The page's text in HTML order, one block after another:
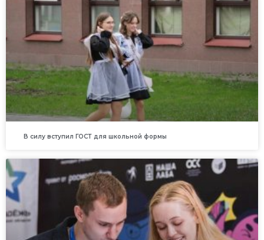
В силу вступил ГОСТ для школьной формы